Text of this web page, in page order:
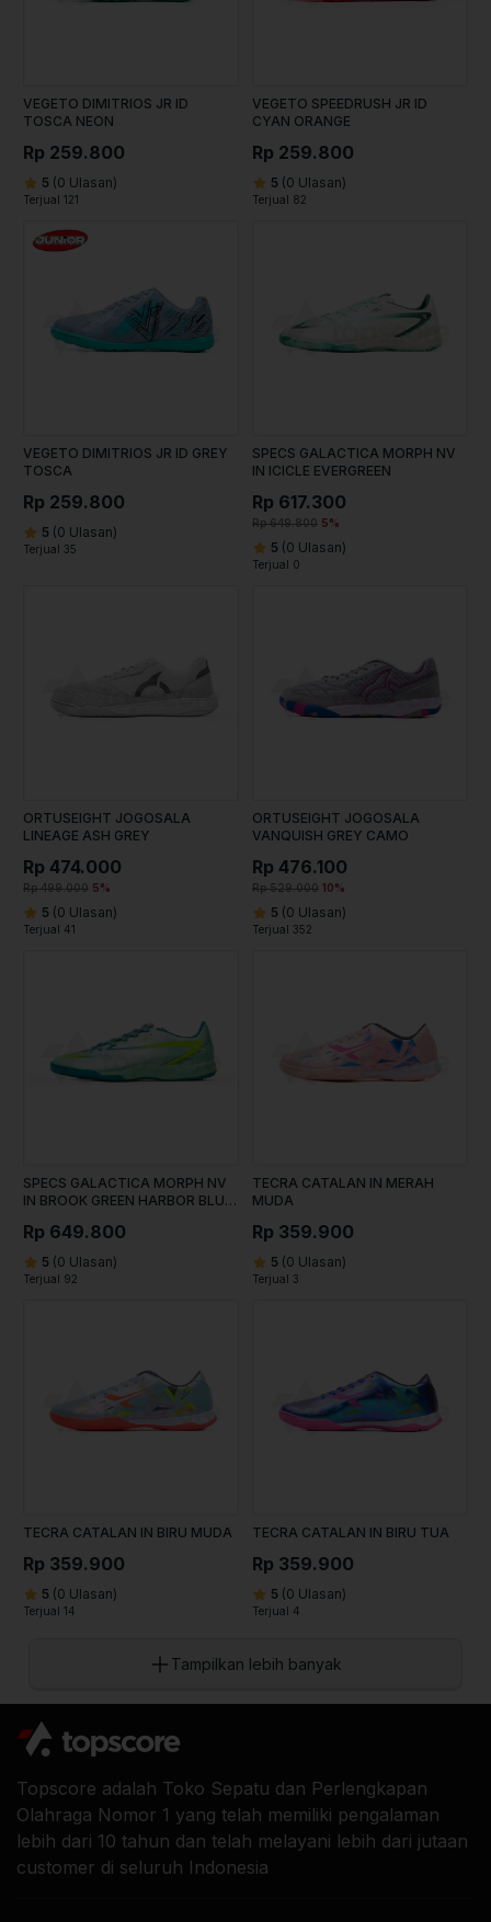
VEGETO DIMITRIOS JR ID
TOSCA NEON
Rp 259.800
5 (0 Ulasan)
Terjual 121
VEGETO SPEEDRUSH JR ID
CYAN ORANGE
Rp 259.800
5 (0 Ulasan)
Terjual 82
VEGETO DIMITRIOS JR ID GREY
TOSCA
Rp 259.800
5 (0 Ulasan)
Terjual 35
SPECS GALACTICA MORPH NV
IN ICICLE EVERGREEN
Rp 617.300
Rp 649.800 5%
5 (0 Ulasan)
Terjual 0
ORTUSEIGHT JOGOSALA
LINEAGE ASH GREY
Rp 474.000
Rp 499.000 5%
5 (0 Ulasan)
Terjual 41
ORTUSEIGHT JOGOSALA
VANQUISH GREY CAMO
Rp 476.100
Rp 529.000 10%
5 (0 Ulasan)
Terjual 352
SPECS GALACTICA MORPH NV
IN BROOK GREEN HARBOR BLUE
Rp 649.800
5 (0 Ulasan)
Terjual 92
TECRA CATALAN IN MERAH
MUDA
Rp 359.900
5 (0 Ulasan)
Terjual 3
TECRA CATALAN IN BIRU MUDA
Rp 359.900
5 (0 Ulasan)
Terjual 14
TECRA CATALAN IN BIRU TUA
Rp 359.900
5 (0 Ulasan)
Terjual 4
Tampilkan lebih banyak
Topscore adalah Toko Sepatu dan Perlengkapan
Olahraga Nomor 1 yang telah memiliki pengalaman
lebih dari 10 tahun dan telah melayani lebih dari jutaan
customer di seluruh Indonesia